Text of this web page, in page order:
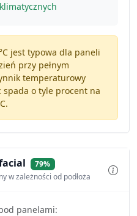
jest typowa dla paneli
przy pełnym
temperaturowy
spada o tyle procent na
79%
w zależności od podłoża
panelami: